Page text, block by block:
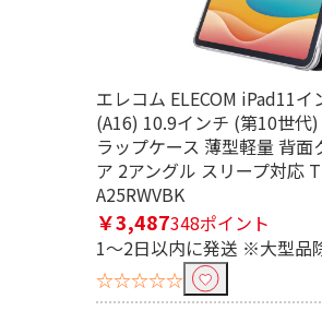
エレコム ELECOM iPad11イ
(A16) 10.9インチ (第10世代)
ラップケース 薄型軽量 背面
ア 2アングル スリープ対応
A25RWVBK
￥3,487348ポイント
1～2日以内に発送 ※大型品
☆☆☆☆☆
除外する にチェックを入れると、指定したワ
価格で絞り込む
円 ~